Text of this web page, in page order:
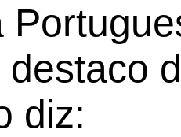
destaco
diz: